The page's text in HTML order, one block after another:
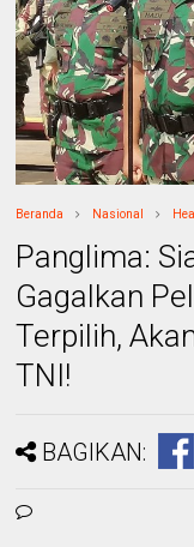
Beranda Nasional
Panglima:
Gagalkan
Terpilih,
TNI!
BAGIKAN: